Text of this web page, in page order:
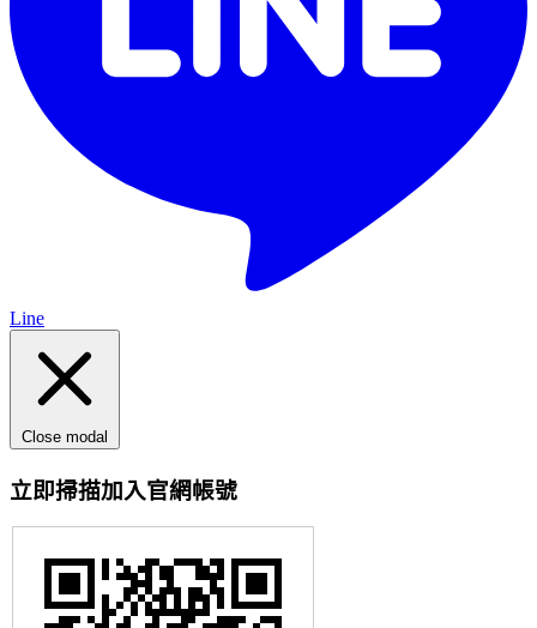
Line
Close modal
立即掃描加入官網帳號